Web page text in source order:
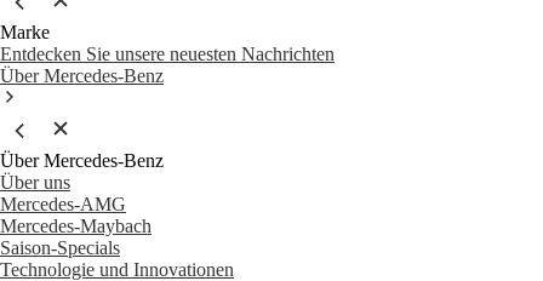
Marke
Entdecken Sie unsere neuesten Nachrichten
Über Mercedes-Benz
Über Mercedes-Benz
Über uns
Mercedes-AMG
Mercedes-Maybach
Saison-Specials
Technologie und Innovationen